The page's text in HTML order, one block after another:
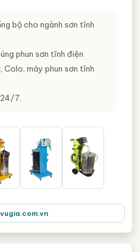
bộ cho ngành sơn tĩnh
phun sơn tĩnh điện
Colo, máy phun sơn tĩnh
7.